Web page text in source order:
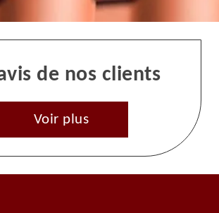
de nos clients
Voir plus